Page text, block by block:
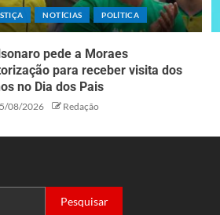
NOTÍCIAS POLÍTICA
pede a Moraes
para receber visita dos
no Dia dos Pais
08/2026 Redação